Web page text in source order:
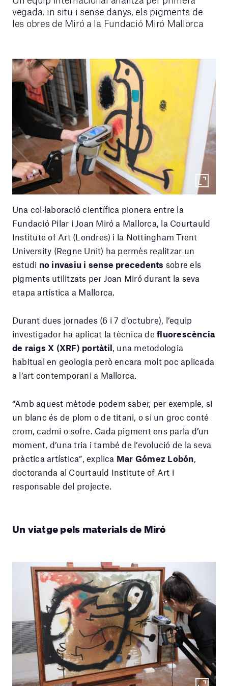
vegada, in situ i sense danys, els pigments de
les obres de Miró a la Fundació Miró Mallorca
Una col·laboració científica pionera entre la
Fundació Pilar i Joan Miró a Mallorca, la Courtauld
Institute of Art (Londres) i la Nottingham Trent
University (Regne Unit) ha permès realitzar un
estudi no invasiu i sense precedents sobre els
pigments utilitzats per Joan Miró durant la seva
etapa artística a Mallorca.
Durant dues jornades (6 i 7 d’octubre), l’equip
investigador ha aplicat la tècnica defluorescència
de raigs X (XRF) portàtil, una metodologia
habitual en geologia però encara molt poc aplicada
a l’art contemporani a Mallorca.
“Amb aquest mètode podem saber, per exemple, si
un blanc és de plom o de titani, o si un groc conté
crom, cadmi o sofre. Cada pigment ens parla d’un
moment, d’una tria i també de l’evolució de la seva
pràctica artística”, explica Mar Gómez Lobón,
doctoranda al Courtauld Institute of Art i
responsable del projecte.
Un viatge pels materials de Miró